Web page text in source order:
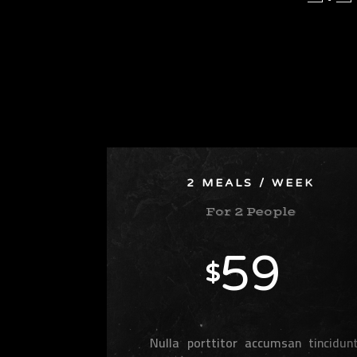
2 MEALS / WEEK
For 2 People
$59
Nulla porttitor accumsan